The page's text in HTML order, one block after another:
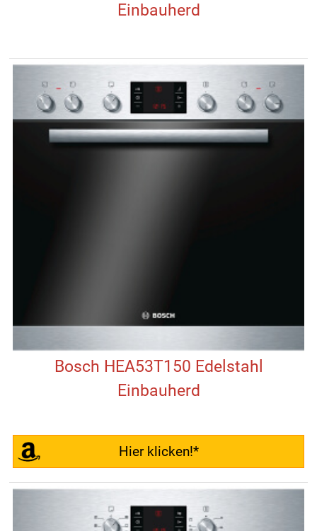
Einbauherd
Bosch HEA53T150 Edelstahl
Einbauherd
Hier klicken!*